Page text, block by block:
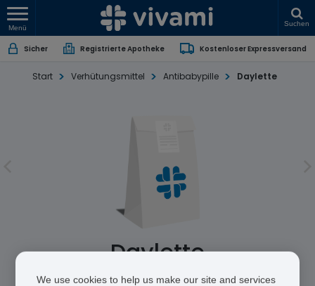
Menü
Suchen
Sicher Registrierte Apotheke Kostenloser Expressversand
Start Verhütungsmittel Antibabypille Daylette
Daylette
We use cookies to help us make our site and services